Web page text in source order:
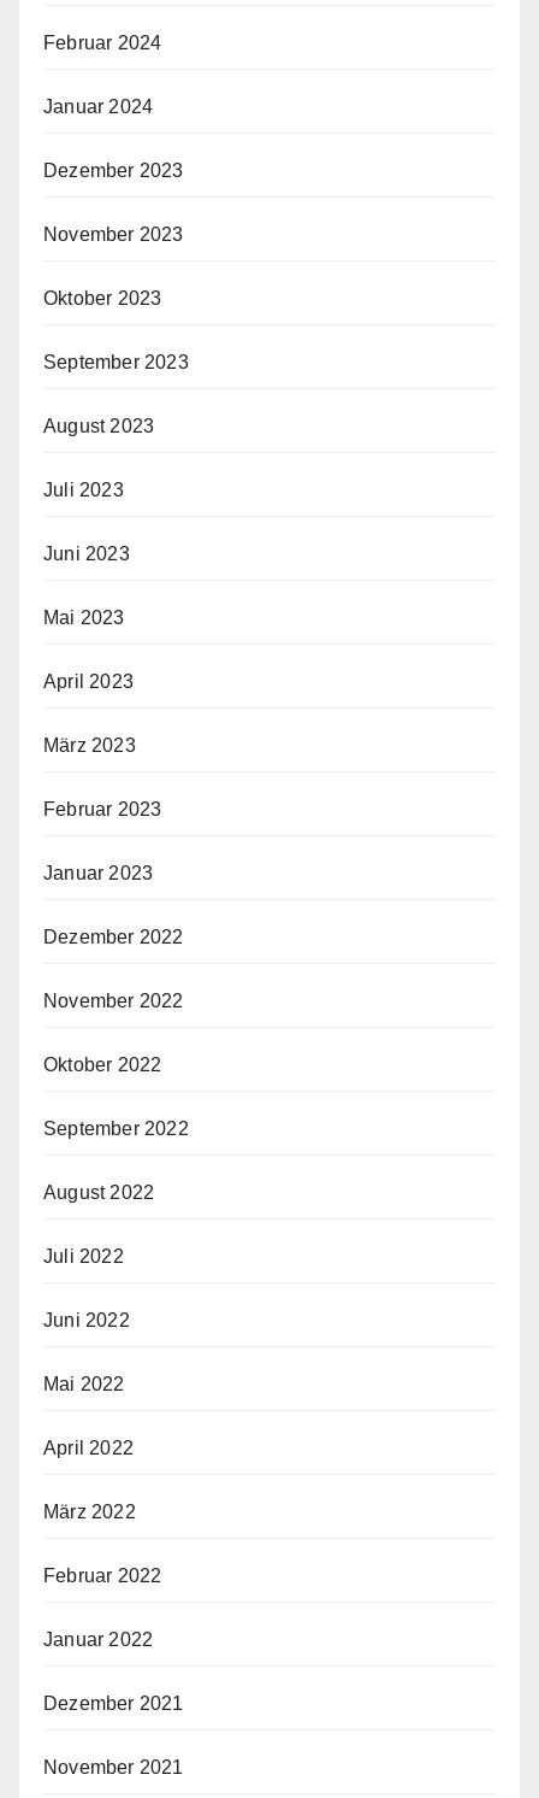
Februar 2024
Januar 2024
Dezember 2023
November 2023
Oktober 2023
September 2023
August 2023
Juli 2023
Juni 2023
Mai 2023
April 2023
März 2023
Februar 2023
Januar 2023
Dezember 2022
November 2022
Oktober 2022
September 2022
August 2022
Juli 2022
Juni 2022
Mai 2022
April 2022
März 2022
Februar 2022
Januar 2022
Dezember 2021
November 2021